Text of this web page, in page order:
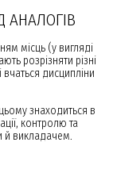
АНАЛОГІВ
місць (у вигляді
розрізняти різні
дисципліни
знаходиться в
контролю та
й викладачем.